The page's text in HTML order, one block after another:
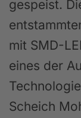
gespeist.
mit SMD-
eines der
Scheich